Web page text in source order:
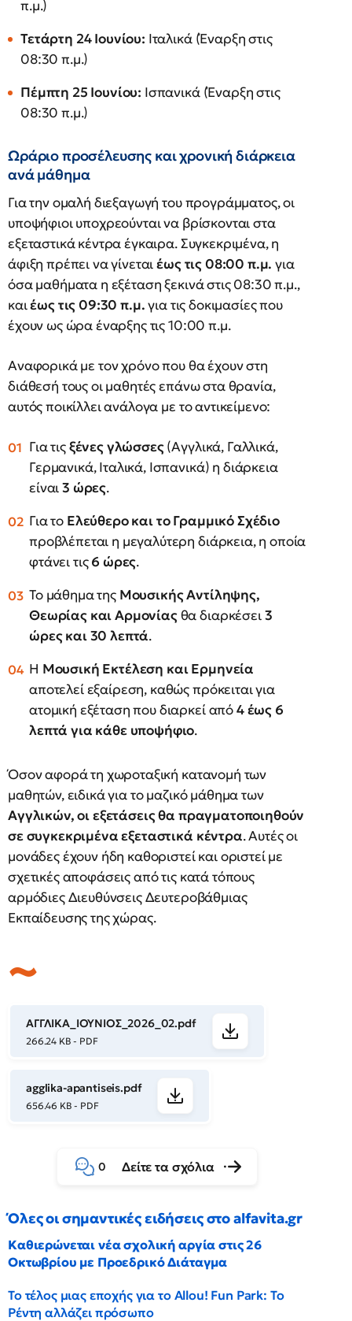
π.μ.)
Τετάρτη 24 Ιουνίου: Ιταλικά (Έναρξη στις
08:30 π.μ.)
Πέμπτη 25 Ιουνίου: Ισπανικά (Έναρξη στις
08:30 π.μ.)
Ωράριο προσέλευσης και χρονική διάρκεια
ανά μάθημα
Για την ομαλή διεξαγωγή του προγράμματος, οι
υποψήφιοι υποχρεούνται να βρίσκονται στα
εξεταστικά κέντρα έγκαιρα. Συγκεκριμένα, η
άφιξη πρέπει να γίνεταιέως τις 08:00 π.μ. για
όσα μαθήματα η εξέταση ξεκινά στις 08:30 π.μ.,
καιέως τις 09:30 π.μ.για τις δοκιμασίες που
έχουν ως ώρα έναρξης τις 10:00 π.μ.
Αναφορικά με τον χρόνο που θα έχουν στη
διάθεσή τους οι μαθητές επάνω στα θρανία,
αυτός ποικίλλει ανάλογα με το αντικείμενο:
Για τιςξένες γλώσσες(Αγγλικά, Γαλλικά,
Γερμανικά, Ιταλικά, Ισπανικά) η διάρκεια
είναι3 ώρες.
Για το Ελεύθερο και το Γραμμικό Σχέδιο
προβλέπεται η μεγαλύτερη διάρκεια, η οποία
φτάνει τις6 ώρες.
Το μάθημα της Μουσικής Αντίληψης,
Θεωρίας και Αρμονίαςθα διαρκέσει3
ώρες και 30 λεπτά.
Η Μουσική Εκτέλεση και Ερμηνεία
αποτελεί εξαίρεση, καθώς πρόκειται για
ατομική εξέταση που διαρκεί από4 έως 6
λεπτά για κάθε υποψήφιο.
Όσον αφορά τη χωροταξική κατανομή των
μαθητών, ειδικά για το μαζικό μάθημα των
Αγγλικών, οι εξετάσεις θα πραγματοποιηθούν
σε συγκεκριμένα εξεταστικά κέντρα. Αυτές οι
μονάδες έχουν ήδη καθοριστεί και οριστεί με
σχετικές αποφάσεις από τις κατά τόπους
αρμόδιες Διευθύνσεις Δευτεροβάθμιας
Εκπαίδευσης της χώρας.
ΑΓΓΛΙΚΑ_ΙΟΥNΙΟΣ_2026_02.pdf
266.24 KB - PDF
agglika-apantiseis.pdf
656.46 KB - PDF
0 Δείτε τα σχόλια
Όλες οι σημαντικές ειδήσεις στο alfavita.gr
Καθιερώνεται νέα σχολική αργία στις 26
Οκτωβρίου με Προεδρικό Διάταγμα
Το τέλος μιας εποχής για το Allou! Fun Park: Το
Ρέντη αλλάζει πρόσωπο